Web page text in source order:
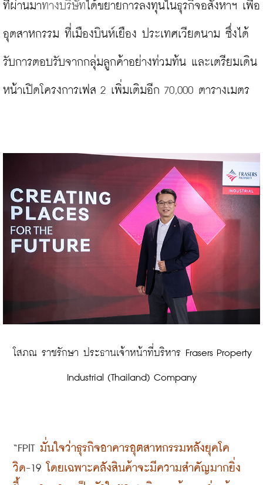
ที่ผ่านมาทางบริษัท ได้ขยายการลงทุนในธุรกิจอสังหาฯ เพื่อ
อุตสาหกรรม ที่เมืองบินห์เยือง ประเทศเวียดนาม ซึ่งได้
รับการตอบรับจากกลุ่มลูกค้าอย่างท่วมท้น และเตรียมเดิน
หน้าเปิดโครงการเฟส 2 เพิ่มเติมอีก 70,000 ตารางเมตร
Industrial (Thailand) Company
“FPIT มั่นใจว่าธุรกิจอาคารอุตสาหกรรมหลังยุคโค
วิด-19 โดยเฉพาะคลังสินค้าจะมีความสำคัญมากยิ่ง